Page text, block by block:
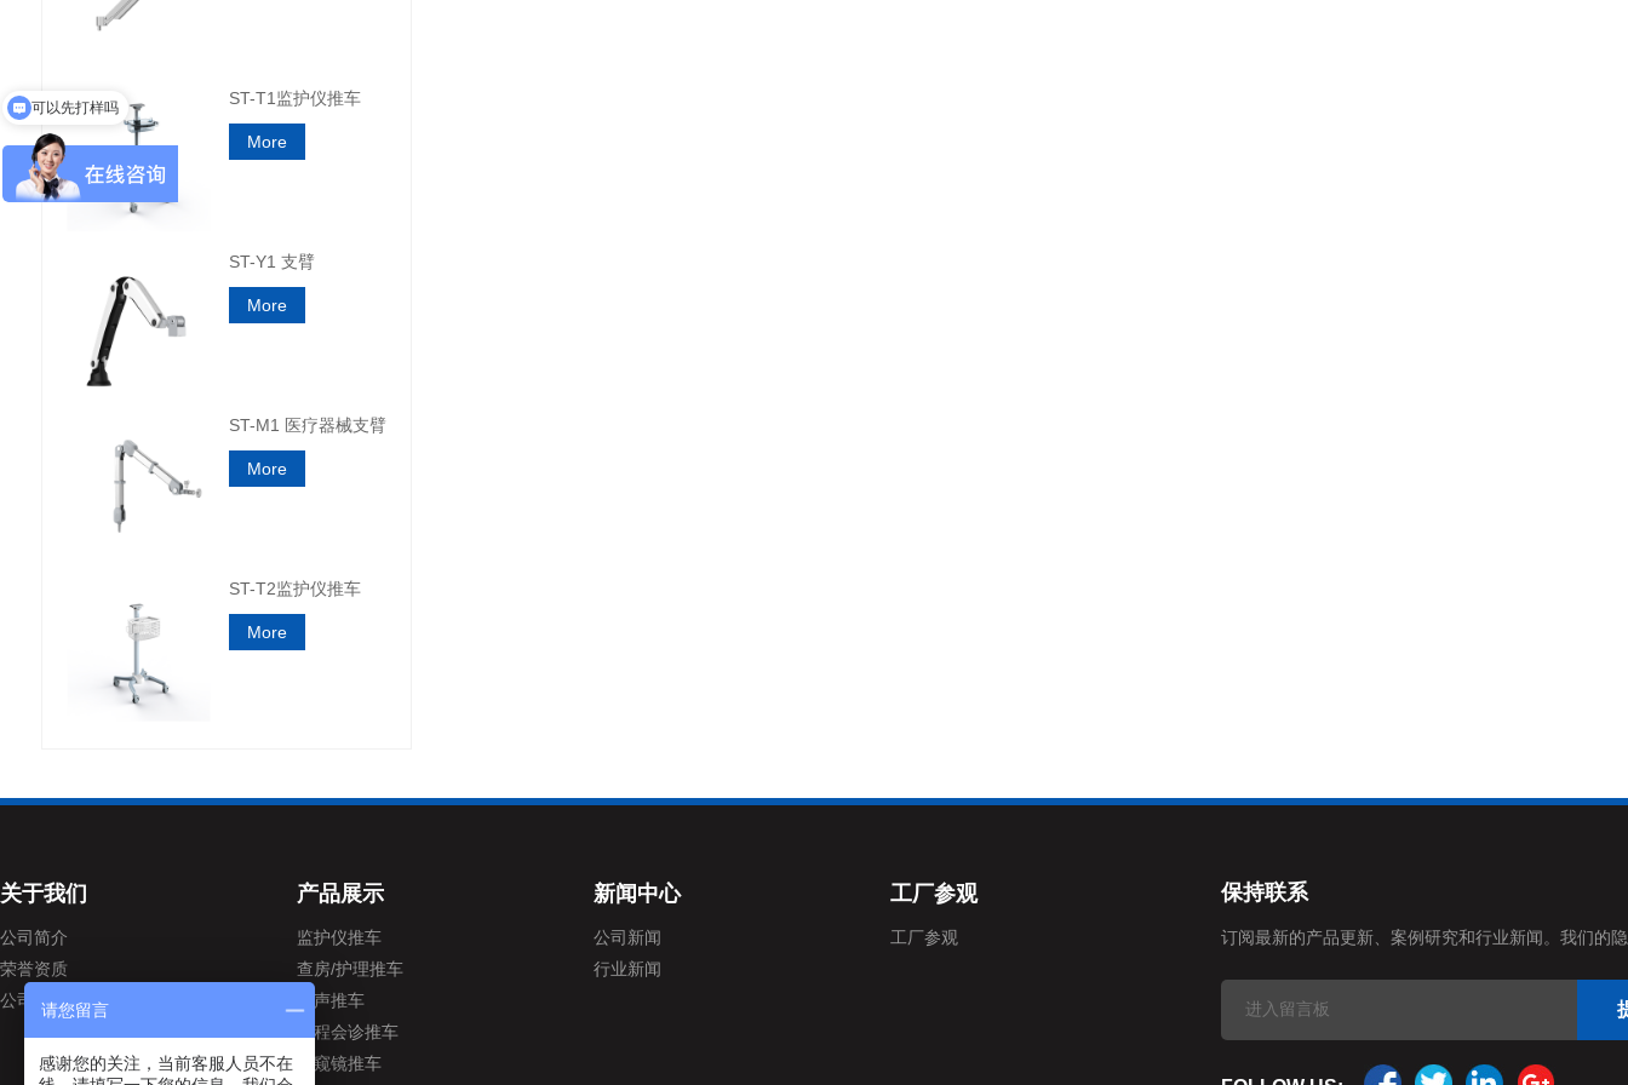
ST-T1监护仪推车
More
ST-Y1 支臂
More
ST-M1 医疗器械支臂
More
ST-T2监护仪推车
More
关于我们
公司简介
荣誉资质
公司活动
产品展示
监护仪推车
查房/护理推车
超声推车
远程会诊推车
内窥镜推车
新闻中心
公司新闻
行业新闻
工厂参观
工厂参观
保持联系
订阅最新的产品更新、案例研究和行业新闻。我们的
可以先打样吗
请您留言
感谢您的关注，当前客服人员不在